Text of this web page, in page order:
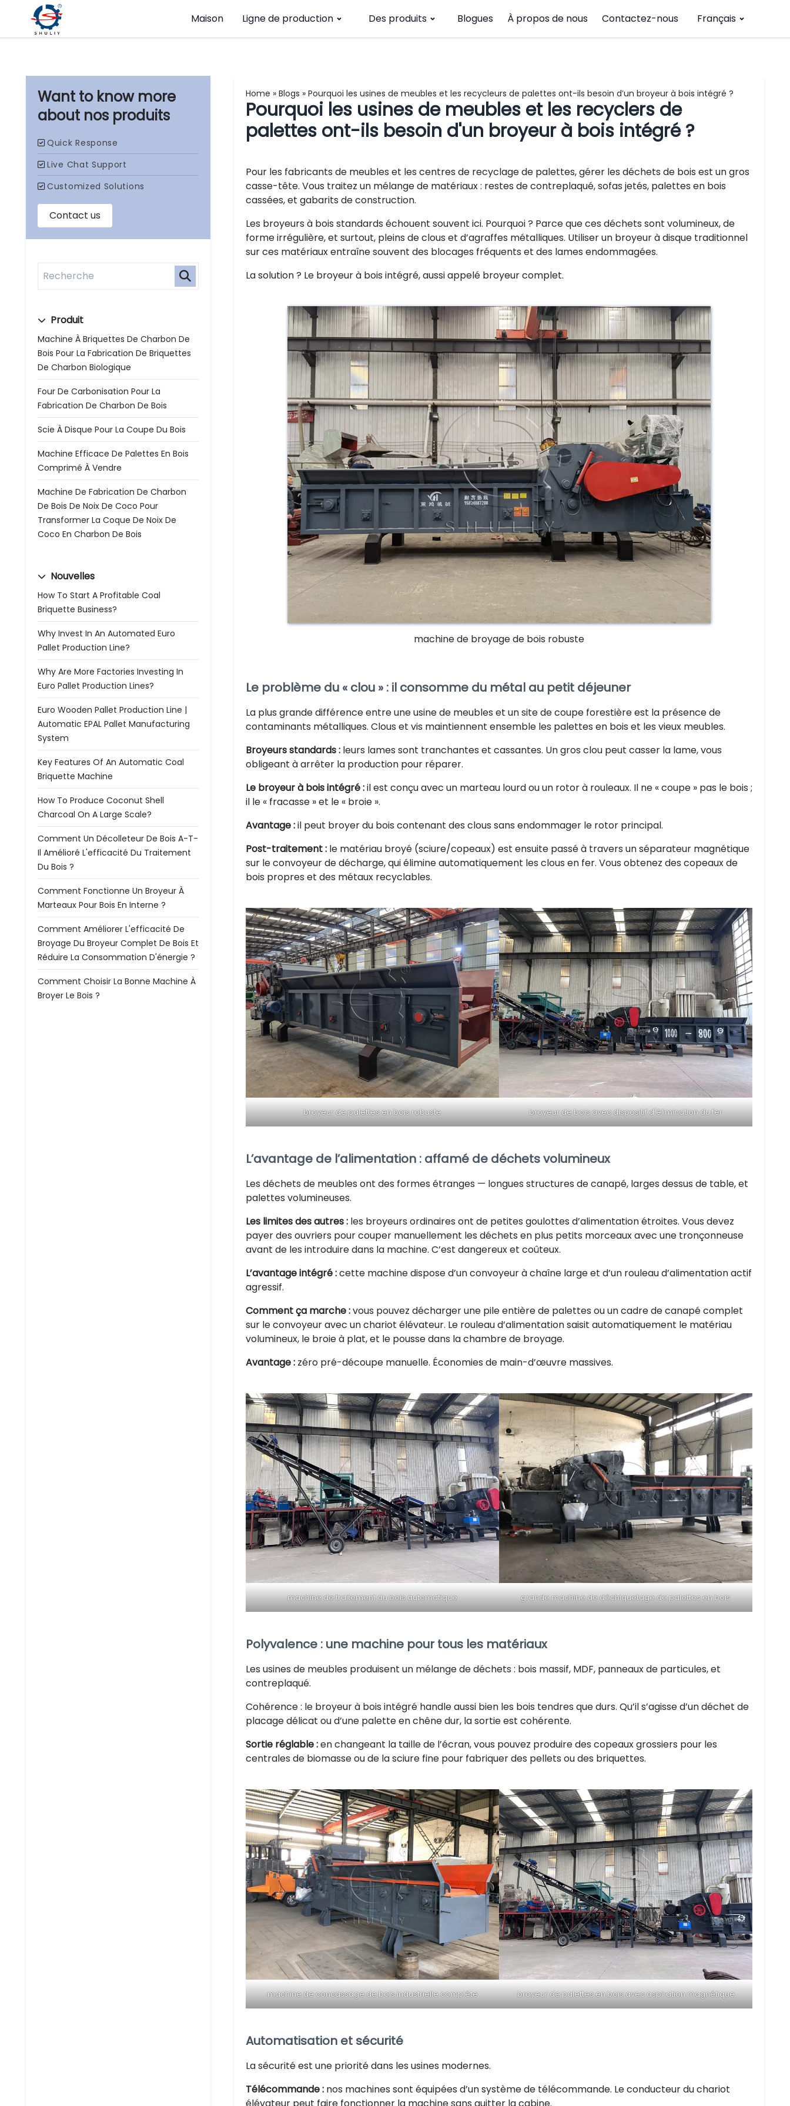
Maison Ligne de production Des produits Blogues À propos de nous Contactez-nous Français
nos produits
Produit
Machine À Briquettes De Charbon De
Bois Pour La Fabrication De Briquettes
De Charbon Biologique
Four De Carbonisation Pour La
Fabrication De Charbon De Bois
Scie À Disque Pour La Coupe Du Bois
Machine Efficace De Palettes En Bois
Comprimé À Vendre
Machine De Fabrication De Charbon
De Bois De Noix De Coco Pour
Transformer La Coque De Noix De
Coco En Charbon De Bois
Nouvelles
How To Start A Profitable Coal
Briquette Business?
Why Invest In An Automated Euro
Pallet Production Line?
Why Are More Factories Investing In
Euro Pallet Production Lines?
Euro Wooden Pallet Production Line |
Automatic EPAL Pallet Manufacturing
System
Key Features Of An Automatic Coal
Briquette Machine
How To Produce Coconut Shell
Charcoal On A Large Scale?
Comment Un Décolleteur De Bois A-T-
Il Amélioré L'efficacité Du Traitement
Du Bois ?
Comment Fonctionne Un Broyeur À
Marteaux Pour Bois En Interne ?
Comment Améliorer L'efficacité De
Broyage Du Broyeur Complet De Bois Et
Réduire La Consommation D'énergie ?
Comment Choisir La Bonne Machine À
Broyer Le Bois ?
Home » Blogs » Pourquoi les usines de meubles et les recycleurs de palettes ont-ils besoin d’un broyeur à bois intégré ?
Pourquoi les usines de meubles et les recyclers de
palettes ont-ils besoin d'un broyeur à bois intégré ?
Pour les fabricants de meubles et les centres de recyclage de palettes, gérer les déchets de bois est un gros
casse-tête. Vous traitez un mélange de matériaux : restes de contreplaqué, sofas jetés, palettes en bois
cassées, et gabarits de construction.
Les broyeurs à bois standards échouent souvent ici. Pourquoi ? Parce que ces déchets sont volumineux, de
forme irrégulière, et surtout, pleins de clous et d’agraffes métalliques. Utiliser un broyeur à disque traditionnel
sur ces matériaux entraîne souvent des blocages fréquents et des lames endommagées.
La solution ? Le broyeur à bois intégré, aussi appelé broyeur complet.
machine de broyage de bois robuste
Le problème du « clou » : il consomme du métal au petit déjeuner
La plus grande différence entre une usine de meubles et un site de coupe forestière est la présence de
contaminants métalliques. Clous et vis maintiennent ensemble les palettes en bois et les vieux meubles.
Broyeurs standards : leurs lames sont tranchantes et cassantes. Un gros clou peut casser la lame, vous
obligeant à arrêter la production pour réparer.
Le broyeur à bois intégré :il est conçu avec un marteau lourd ou un rotor à rouleaux. Il ne « coupe » pas le bois ;
il le « fracasse » et le « broie ».
Avantage :il peut broyer du bois contenant des clous sans endommager le rotor principal.
Post-traitement : le matériau broyé (sciure/copeaux) est ensuite passé à travers un séparateur magnétique
sur le convoyeur de décharge, qui élimine automatiquement les clous en fer. Vous obtenez des copeaux de
bois propres et des métaux recyclables.
broyeur de palettes en bois robuste broyeur de bois avec dispositif d'élimination du fer
L’avantage de l’alimentation : affamé de déchets volumineux
Les déchets de meubles ont des formes étranges — longues structures de canapé, larges dessus de table, et
palettes volumineuses.
Les limites des autres : les broyeurs ordinaires ont de petites goulottes d’alimentation étroites. Vous devez
payer des ouvriers pour couper manuellement les déchets en plus petits morceaux avec une tronçonneuse
avant de les introduire dans la machine. C’est dangereux et coûteux.
L’avantage intégré :cette machine dispose d’un convoyeur à chaîne large et d’un rouleau d’alimentation actif
agressif.
Comment ça marche :vous pouvez décharger une pile entière de palettes ou un cadre de canapé complet
sur le convoyeur avec un chariot élévateur. Le rouleau d’alimentation saisit automatiquement le matériau
volumineux, le broie à plat, et le pousse dans la chambre de broyage.
Avantage : zéro pré-découpe manuelle. Économies de main-d’œuvre massives.
machine de traitement du bois automatique grande machine de déchiquetage de palettes en bois
Polyvalence : une machine pour tous les matériaux
Les usines de meubles produisent un mélange de déchets : bois massif, MDF, panneaux de particules, et
contreplaqué.
Cohérence : le broyeur à bois intégré handle aussi bien les bois tendres que durs. Qu’il s’agisse d’un déchet de
placage délicat ou d’une palette en chêne dur, la sortie est cohérente.
Sortie réglable :en changeant la taille de l’écran, vous pouvez produire des copeaux grossiers pour les
centrales de biomasse ou de la sciure fine pour fabriquer des pellets ou des briquettes.
machine de concassage de bois industrielle complète broyeur de palettes en bois avec aspiration magnétique
Automatisation et sécurité
La sécurité est une priorité dans les usines modernes.
Télécommande : nos machines sont équipées d’un système de télécommande. Le conducteur du chariot
élévateur peut faire fonctionner la machine sans quitter la cabine.